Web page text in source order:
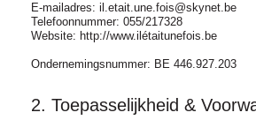
E-mailadres: il.etait.une.fois@skynet.be
Telefoonnummer: 055/217328
Website: http://www.ilétaitunefois.be
Ondernemingsnummer: BE 446.927.203
2. Toepasselijkheid &